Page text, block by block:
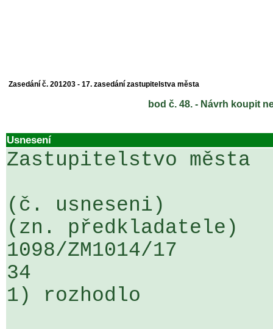
Zasedání č. 201203 - 17. zasedání zastupitelstva města
bod č. 48. - Návrh koupit
Usnesení
Zastupitelstvo města
(č. usneseni)
(zn. předkladatele)
1098/ZM1014/17
34
1) rozhodlo